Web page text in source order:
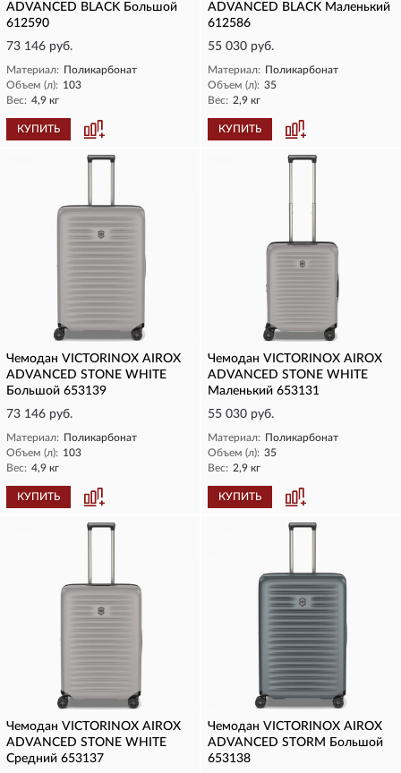
ADVANCED BLACK Большой
612590
73 146 руб.
Материал: Поликарбонат
Объем (л): 103
Вес: 4,9 кг
КУПИТЬ
ADVANCED BLACK Маленький
612586
55 030 руб.
Материал: Поликарбонат
Объем (л): 35
Вес: 2,9 кг
КУПИТЬ
Чемодан VICTORINOX AIROX
ADVANCED STONE WHITE
Большой 653139
73 146 руб.
Материал: Поликарбонат
Объем (л): 103
Вес: 4,9 кг
КУПИТЬ
Чемодан VICTORINOX AIROX
ADVANCED STONE WHITE
Маленький 653131
55 030 руб.
Материал: Поликарбонат
Объем (л): 35
Вес: 2,9 кг
КУПИТЬ
Чемодан VICTORINOX AIROX
ADVANCED STONE WHITE
Средний 653137
Чемодан VICTORINOX AIROX
ADVANCED STORM Большой
653138